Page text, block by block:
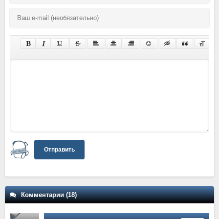
Отправить
Комментарии (18)